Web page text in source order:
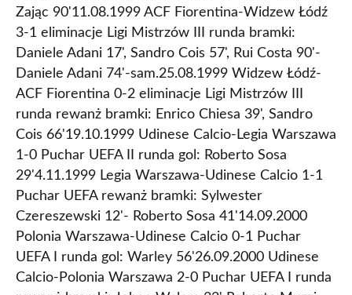
Zając 90'11.08.1999 ACF Fiorentina-Widzew Łódź
3-1 eliminacje Ligi Mistrzów III runda bramki:
Daniele Adani 17', Sandro Cois 57', Rui Costa 90'-
Daniele Adani 74'-sam.25.08.1999 Widzew Łódź-
ACF Fiorentina 0-2 eliminacje Ligi Mistrzów III
runda rewanż bramki: Enrico Chiesa 39', Sandro
Cois 66'19.10.1999 Udinese Calcio-Legia Warszawa
1-0 Puchar UEFA II runda gol: Roberto Sosa
29'4.11.1999 Legia Warszawa-Udinese Calcio 1-1
Puchar UEFA rewanż bramki: Sylwester
Czereszewski 12'- Roberto Sosa 41'14.09.2000
Polonia Warszawa-Udinese Calcio 0-1 Puchar
UEFA I runda gol: Warley 56'26.09.2000 Udinese
Calcio-Polonia Warszawa 2-0 Puchar UEFA I runda